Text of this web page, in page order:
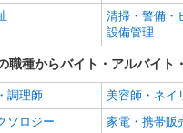
清掃・警備・
設備管理
職種からバイト・アルバイト
調理師
美容師・ネイ
ソロジー
家電・携帯販